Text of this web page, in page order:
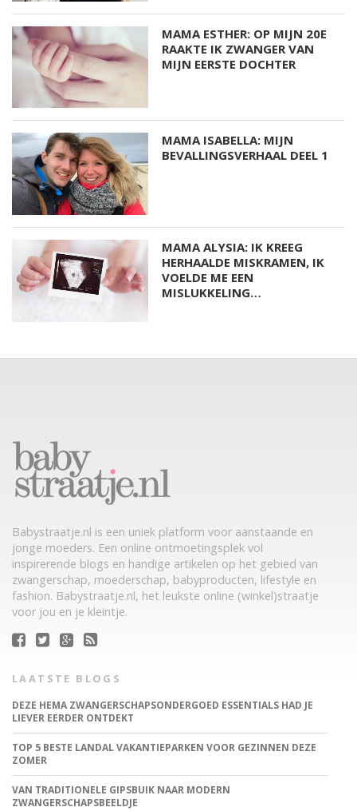
MAMA ESTHER: OP MIJN 20E
RAAKTE IK ZWANGER VAN
MIJN EERSTE DOCHTER
MAMA ISABELLA: MIJN
BEVALLINGSVERHAAL DEEL 1
MAMA ALYSIA: IK KREEG
HERHAALDE MISKRAMEN, IK
VOELDE ME EEN
MISLUKKELING…
Babystraatje.nl is een uniek platform voor aanstaande en
jonge moeders. Een online ontmoetingsplek vol
inspirerende blogs en handige artikelen op het gebied van
zwangerschap, moederschap, babyproducten, lifestyle en
fashion. Babystraatje.nl, het leukste online (winkel)straatje
voor jou en je kleintje.
LAATSTE BLOGS
DEZE HEMA ZWANGERSCHAPSONDERGOED ESSENTIALS HAD JE
LIEVER EERDER ONTDEKT
TOP 5 BESTE LANDAL VAKANTIEPARKEN VOOR GEZINNEN DEZE
ZOMER
VAN TRADITIONELE GIPSBUIK NAAR MODERN
ZWANGERSCHAPSBEELDJE